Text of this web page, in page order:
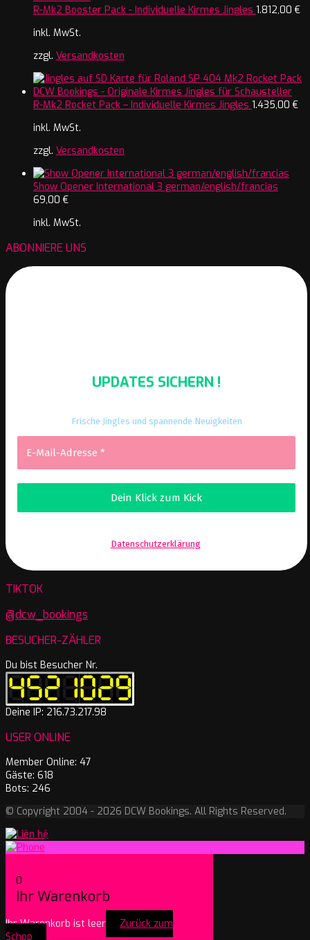
R-Mk2 Booster Pack - Individuelle Kirmes Jingles 1.812,00 €
inkl. MwSt.
zzgl. Versandkosten
R-Mk2 Rocket Pack – Individuelle Kirmes Jingles 1.435,00 €
inkl. MwSt.
zzgl. Versandkosten
Show Opener International 3 german/english/francias
69,00 €
inkl. MwSt.
ABONNIERE UNS
UPDATES SICHERN !
Frische Jingles und spannende Neuigkeiten
Datenschutzerklärung.
TIKTOK
@dcw_bookings
BESUCHER-ZÄHLER
Du bist Besucher Nr.
Deine IP: 216.73.217.98
USER ONLINE
Member Online: 47
Gäste: 618
Bots: 246
© Copyright 2004 - 2026 DCW Bookings. All Rights Reserved.
0
Ihr Warenkorb
Ihr Warenkorb ist leer
Zurück zum
Schop